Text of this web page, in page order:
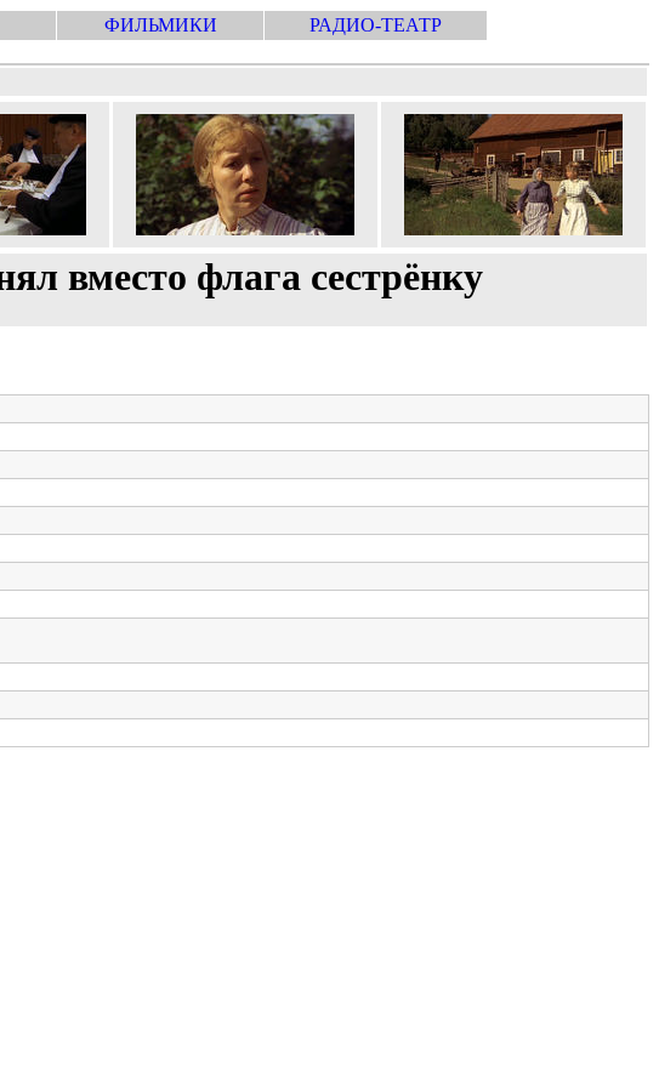
ФИЛЬМИКИ РАДИО-ТЕАТР
вместо флага сестрёнку